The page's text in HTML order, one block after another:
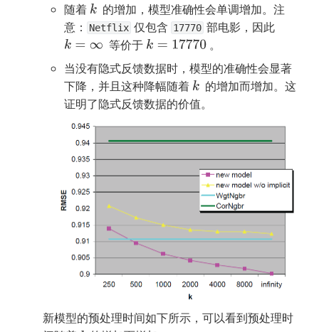
随着 k
  的增加，模型准确性会单调增加。注
意：
Netflix 仅包含 17770 部电影，因此
k=∞
  等价于
k=17770
。
当没有隐式反馈数据时，模型的准确性会显著
下降，并且这种降幅随着 k
  的增加而增加。这
证明了隐式反馈数据的价值。
新模型的预处理时间如下所示，可以看到预处理时